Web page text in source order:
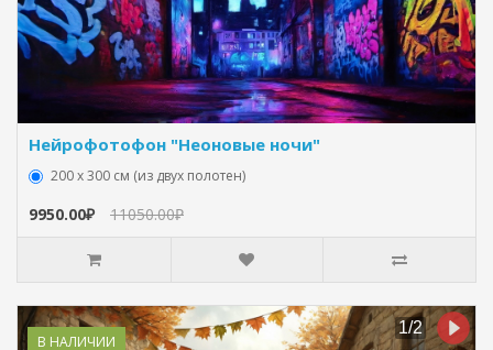
Нейрофотофон "Неоновые ночи"
200 х 300 см (из двух полотен)
9950.00₽ 11050.00₽
В НАЛИЧИИ